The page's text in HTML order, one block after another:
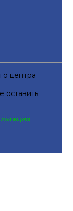
центра
оставить